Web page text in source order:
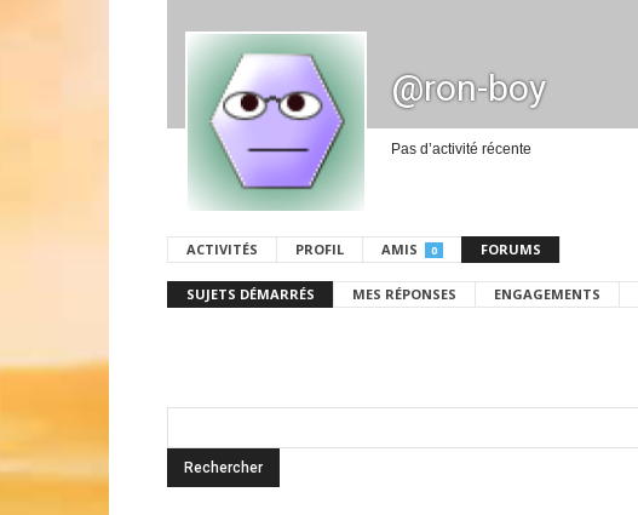
@ron-boy
Pas d’activité récente
ACTIVITÉS PROFIL AMIS 0 FORUMS
SUJETS DÉMARRÉS MES RÉPONSES ENGAGEMENTS